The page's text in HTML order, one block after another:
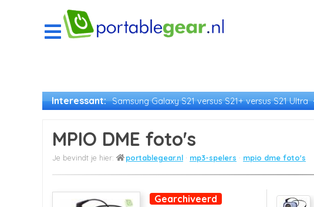
Interessant: Samsung Galaxy S21 versus S21+ versus S21 Ultra
MPIO DME foto's
portablegear.nl mp3-spelers mpio dme foto's
Gearchiveerd